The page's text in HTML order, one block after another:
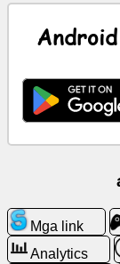
icon
Mga
Mga
laroMga link
Analytics